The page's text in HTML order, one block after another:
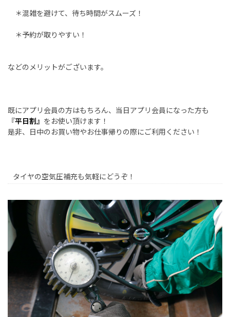
＊混雑を避けて、待ち時間がスムーズ！
＊予約が取りやすい！
などのメリットがございます。
既にアプリ会員の方はもちろん、当日アプリ会員になった方も
『平日割』 をお使い頂けます！
是非、日中のお買い物やお仕事帰りの際にご利用ください！
タイヤの空気圧補充も気軽にどうぞ！